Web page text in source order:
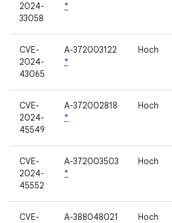
2024-
33058
*
CVE-
2024-
43065
A-372003122
*
Hoch
CVE-
2024-
45549
A-372002818
*
Hoch
CVE-
2024-
45552
A-372003503
*
Hoch
CVE-
A-388048021
Hoch